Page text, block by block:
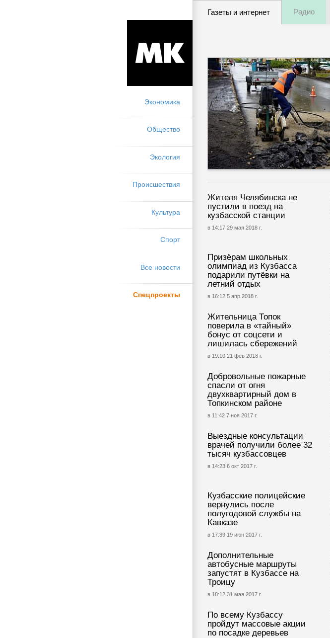
Экономика
Общество
Экология
Происшествия
Культура
Спорт
Все новости
Спецпроекты
Газеты и интернет Радио
Жителя Челябинска не
пустили в поезд на
кузбасской станции
в 14:17 29 мая 2018 г.
Призёрам школьных
олимпиад из Кузбасса
подарили путёвки на
летний отдых
в 16:12 5 апр 2018 г.
Жительница Топок
поверила в «тайный»
бонус от соцсети и
лишилась сбережений
в 19:10 21 фев 2018 г.
Добровольные пожарные
спасли от огня
двухквартирный дом в
Топкинском районе
в 11:42 7 ноя 2017 г.
Выездные консультации
врачей получили более 32
тысяч кузбассовцев
в 14:23 6 окт 2017 г.
Кузбасские полицейские
вернулись после
полугодовой службы на
Кавказе
в 17:39 19 июн 2017 г.
Дополнительные
автобусные маршруты
запустят в Кузбассе на
Троицу
в 18:12 31 мая 2017 г.
По всему Кузбассу
пройдут массовые акции
по посадке деревьев